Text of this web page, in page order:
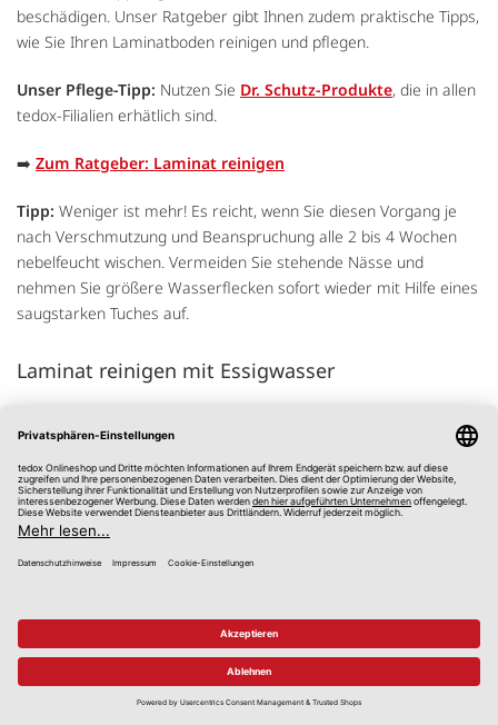
beschädigen. Unser Ratgeber gibt Ihnen zudem praktische Tipps,
wie Sie Ihren Laminatboden reinigen und pflegen.
Unser Pflege-Tipp: Nutzen Sie Dr. Schutz-Produkte, die in allen
tedox-Filialien erhätlich sind.
➡️ Zum Ratgeber: Laminat reinigen
Tipp: Weniger ist mehr! Es reicht, wenn Sie diesen Vorgang je
nach Verschmutzung und Beanspruchung alle 2 bis 4 Wochen
nebelfeucht wischen. Vermeiden Sie stehende Nässe und
nehmen Sie größere Wasserflecken sofort wieder mit Hilfe eines
saugstarken Tuches auf.
Laminat reinigen mit Essigwasser
besonders glänzenden und streifenfreien Boden fügen Sie etwas
Essig mit viel Wasser in einen Eimer. Geben Sie ein paar Tropfen
Spülmittel hinzu und wischen Sie damit den Boden. Dadurch wird
er wieder strahlen.
Laminatreiniger
Sie benötigen meist keine Reinigungsmittel, da Haushaltsmittel
reichen, um den Boden zu reinigen. Falls Sie doch welche
benutzen, dann nur in geringen Mengen, sonst könnten
Putzstreifen entstehen. Nehmen Sie zum Beispiel speziellen